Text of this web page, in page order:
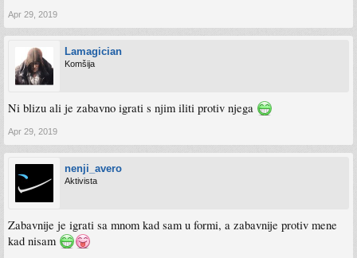
Apr 29, 2019
Lamagician
Komšija
Ni blizu ali je zabavno igrati s njim iliti protiv njega
Apr 29, 2019
nenji_avero
Aktivista
Zabavnije je igrati sa mnom kad sam u formi, a zabavnije protiv mene
kad nisam